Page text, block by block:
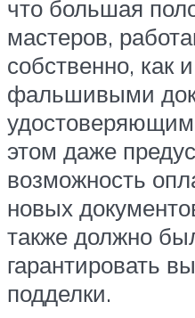
что большая
мастеров,
собственно, как
фальшивыми
этом даже
возможность
новых
также должно
гарантировать
подделки.